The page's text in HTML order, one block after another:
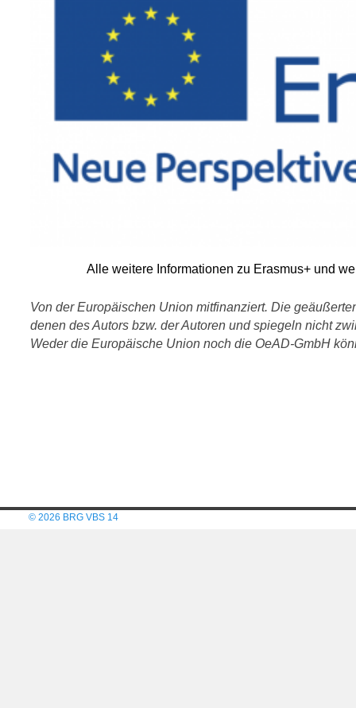
Alle weitere Informationen zu Erasmus+ und
Von der Europäischen Union mitfinanziert. Die
denen des Autors bzw. der Autoren und spiegeln nicht
Weder die Europäische Union noch die OeAD-GmbH
© 2026 BRG VBS 14